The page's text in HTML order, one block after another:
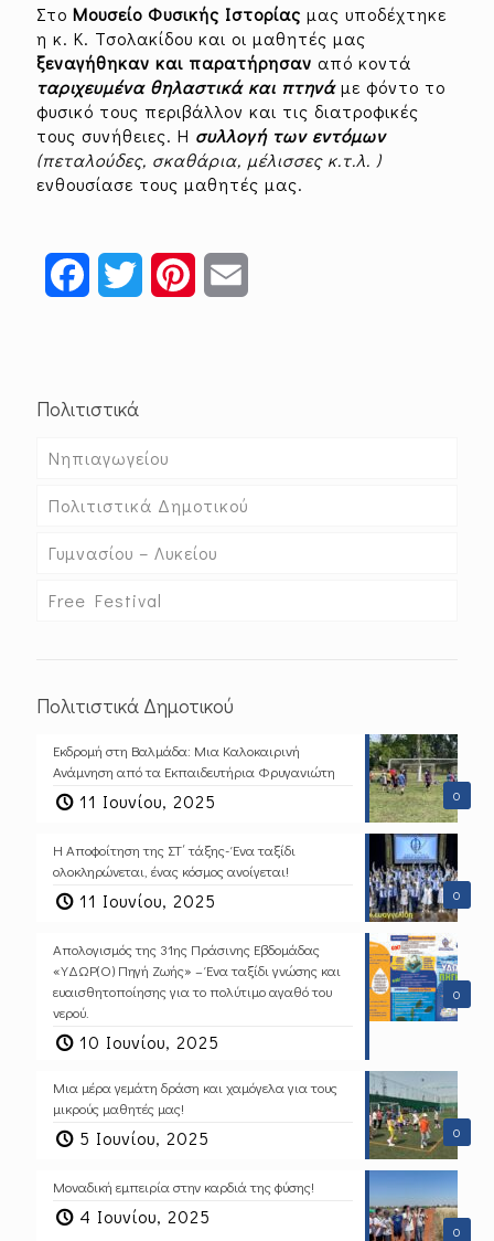
Στο Μουσείο Φυσικής Ιστορίας μας υποδέχτηκε
η κ. Κ. Τσολακίδου και οι μαθητές μας
ξεναγήθηκαν και παρατήρησαν από κοντά
ταριχευμένα θηλαστικά και πτηνάμε φόντο το
φυσικό τους περιβάλλον και τις διατροφικές
τους συνήθειες. Η συλλογή των εντόμων
(πεταλούδες, σκαθάρια, μέλισσες κ.τ.λ. )
ενθουσίασε τους μαθητές μας.
FacebookTwitter Pinterest
Πολιτιστικά
Νηπιαγωγείου
Πολιτιστικά Δημοτικού
Γυμνασίου – Λυκείου
Free Festival
Πολιτιστικά Δημοτικού
0
Εκδρομή στη Βαλμάδα: Μια Καλοκαιρινή
Ανάμνηση από τα Εκπαιδευτήρια Φρυγανιώτη
11 Ιουνίου, 2025
0
Η Αποφοίτηση της ΣΤ΄ τάξης- Ένα ταξίδι
ολοκληρώνεται, ένας κόσμος ανοίγεται!
11 Ιουνίου, 2025
0
Απολογισμός της 31ης Πράσινης Εβδομάδας
«ΥΔΩΡ(Ο) Πηγή Ζωής» – Ένα ταξίδι γνώσης και
ευαισθητοποίησης για το πολύτιμο αγαθό του
νερού.
10 Ιουνίου, 2025
0
Μια μέρα γεμάτη δράση και χαμόγελα για τους
μικρούς μαθητές μας!
5 Ιουνίου, 2025
0
Μοναδική εμπειρία στην καρδιά της φύσης!
4 Ιουνίου, 2025